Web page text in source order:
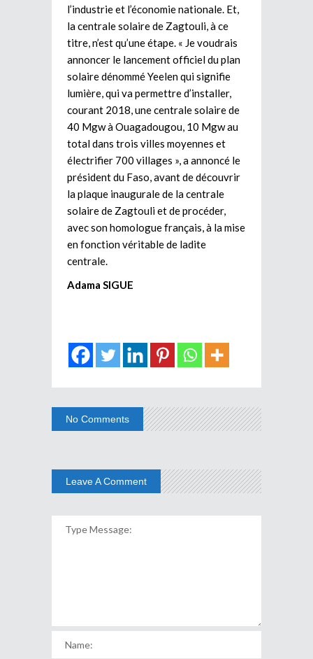
l’industrie et l’économie nationale. Et,
la centrale solaire de Zagtouli, à ce
titre, n’est qu’une étape. « Je voudrais
annoncer le lancement officiel du plan
solaire dénommé Yeelen qui signifie
lumière, qui va permettre d’installer,
courant 2018, une centrale solaire de
40 Mgw à Ouagadougou, 10 Mgw au
total dans trois villes moyennes et
électrifier 700 villages », a annoncé le
président du Faso, avant de découvrir
la plaque inaugurale de la centrale
solaire de Zagtouli et de procéder,
avec son homologue français, à la mise
en fonction véritable de ladite
centrale.
Adama SIGUE
No Comments
Leave A Comment